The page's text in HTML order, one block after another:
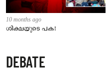
10 months ago
ശിക്ഷയുടെ പക!
DEBATE